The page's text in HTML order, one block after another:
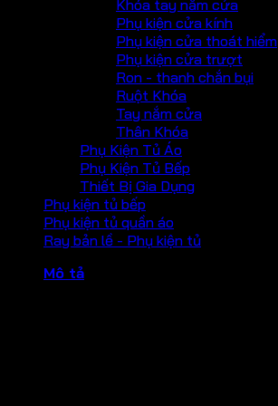
Khóa tay nắm cửa
Phụ kiện cửa kính
Phụ kiện cửa thoát hiểm
Phụ kiện cửa trượt
Ron - thanh chắn bụi
Ruột Khóa
Tay nắm cửa
Thân Khóa
Phụ Kiện Tủ Áo
Phụ Kiện Tủ Bếp
Thiết Bị Gia Dụng
Phụ kiện tủ bếp
Phụ kiện tủ quần áo
Ray bản lề - Phụ kiện tủ
Mô tả